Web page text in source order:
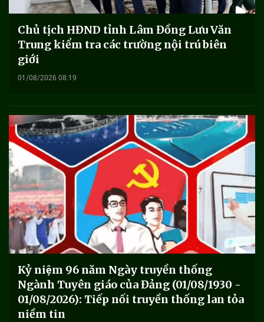
Chủ tịch HĐND tỉnh Lâm Đồng Lưu Văn
Trung kiểm tra các trường nội trú biên
giới
01/08/2026 08:19
Kỷ niệm 96 năm Ngày truyền thống
Ngành Tuyên giáo của Đảng (01/08/1930 -
01/08/2026): Tiếp nối truyền thống lan tỏa
niềm tin